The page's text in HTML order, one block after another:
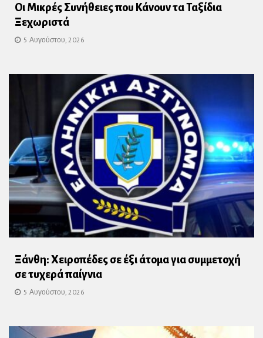
Οι Μικρές Συνήθειες που Κάνουν τα Ταξίδια
Ξεχωριστά
5 Αυγούστου, 2026
Ξάνθη: Χειροπέδες σε έξι άτομα για συμμετοχή
σε τυχερά παίγνια
5 Αυγούστου, 2026